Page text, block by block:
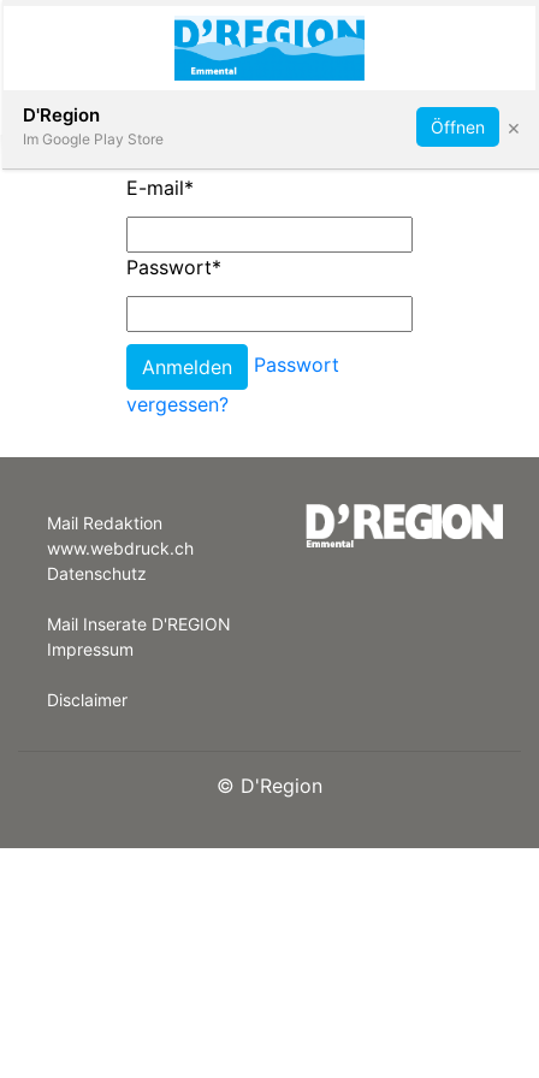
App
Abonnieren
E-mail*
Passwort*
Passwort
vergessen?
Mail Redaktion
www.webdruck.ch
Datenschutz
Mail Inserate D'REGION
Impressum
Disclaimer
© D'Region
D'Region
Im Google Play Store
Öffnen ×